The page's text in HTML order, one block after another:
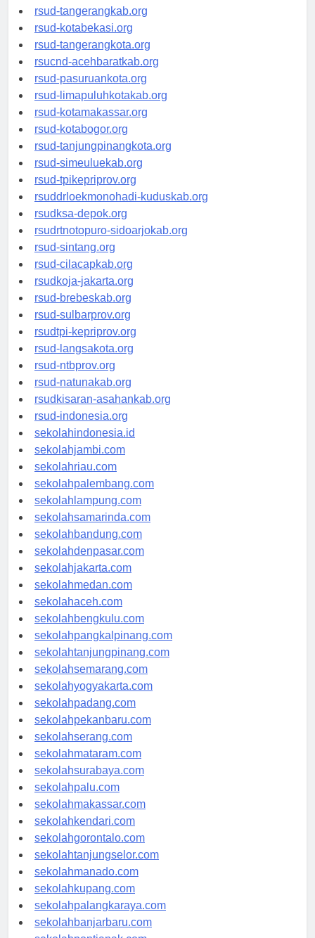
universitasindonesia.org
rsud-tangerangkab.org
rsud-kotabekasi.org
rsud-tangerangkota.org
rsucnd-acehbaratkab.org
rsud-pasuruankota.org
rsud-limapuluhkotakab.org
rsud-kotamakassar.org
rsud-kotabogor.org
rsud-tanjungpinangkota.org
rsud-simeuluekab.org
rsud-tpikepriprov.org
rsuddrloekmonohadi-kuduskab.org
rsudksa-depok.org
rsudrtnotopuro-sidoarjokab.org
rsud-sintang.org
rsud-cilacapkab.org
rsudkoja-jakarta.org
rsud-brebeskab.org
rsud-sulbarprov.org
rsudtpi-kepriprov.org
rsud-langsakota.org
rsud-ntbprov.org
rsud-natunakab.org
rsudkisaran-asahankab.org
rsud-indonesia.org
sekolahindonesia.id
sekolahjambi.com
sekolahriau.com
sekolahpalembang.com
sekolahlampung.com
sekolahsamarinda.com
sekolahbandung.com
sekolahdenpasar.com
sekolahjakarta.com
sekolahmedan.com
sekolahaceh.com
sekolahbengkulu.com
sekolahpangkalpinang.com
sekolahtanjungpinang.com
sekolahsemarang.com
sekolahyogyakarta.com
sekolahpadang.com
sekolahpekanbaru.com
sekolahserang.com
sekolahmataram.com
sekolahsurabaya.com
sekolahpalu.com
sekolahmakassar.com
sekolahkendari.com
sekolahgorontalo.com
sekolahtanjungselor.com
sekolahmanado.com
sekolahkupang.com
sekolahpalangkaraya.com
sekolahbanjarbaru.com